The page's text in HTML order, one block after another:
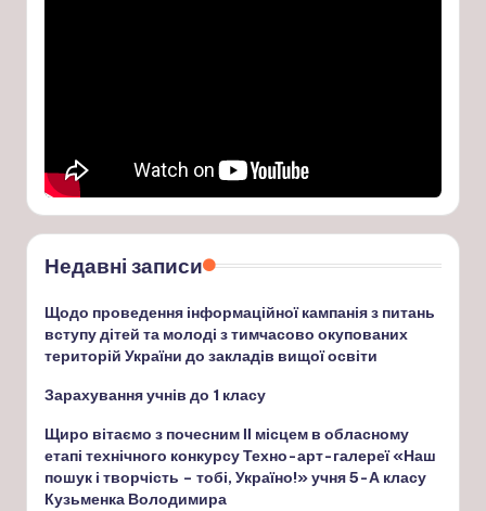
Недавні записи
Щодо проведення інформаційної кампанія з питань
вступу дітей та молоді з тимчасово окупованих
територій України до закладів вищої освіти
Зарахування учнів до 1 класу
Щиро вітаємо з почесним ІІ місцем в обласному
етапі технічного конкурсу Техно-арт-галереї «Наш
пошук і творчість – тобі, Україно!» учня 5-А класу
Кузьменка Володимира